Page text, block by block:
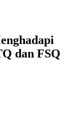
dan FSQ